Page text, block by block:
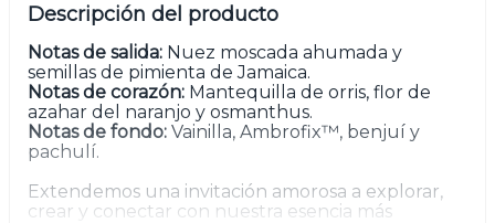
Descripción del producto
Notas de salida: Nuez moscada ahumada y
semillas de pimienta de Jamaica.
Notas de corazón: Mantequilla de orris, flor de
azahar del naranjo y osmanthus.
Notas de fondo: Vainilla, Ambrofix™, benjuí y
pachulí.
Extendemos una invitación amorosa a explorar,
crear y conectar con nuestra esencia más